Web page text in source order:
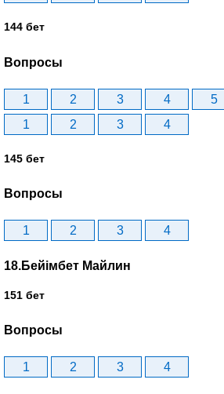
144 бет
Вопросы
1 2 3 4 5
1
2 3 4
145 бет
Вопросы
1 2 3 4
18.Бейімбет Майлин
151 бет
Вопросы
1 2 3 4